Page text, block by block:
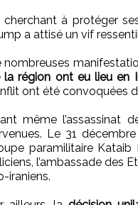
cherchant à protéger
a attisé un vif
nombreuses
la région ont eu lieu en
ont été convoquées
même l’assassinat
Le 31
paramilitaire
l’ambassade des
iraniens.